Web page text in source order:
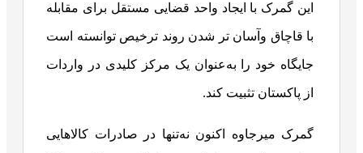
این گمرک با ایجاد واحد قضایی مستقل برای مقابله
با قاچاق وآسان تر شدن روند ترخیص توانسته است
جایگاه خود را به‌عنوان یک مرکز کلیدی در واردات
از پاکستان تثبیت کند.
گمرک میرجاوه اکنون نه‌تنها در صادرات کالاهایی